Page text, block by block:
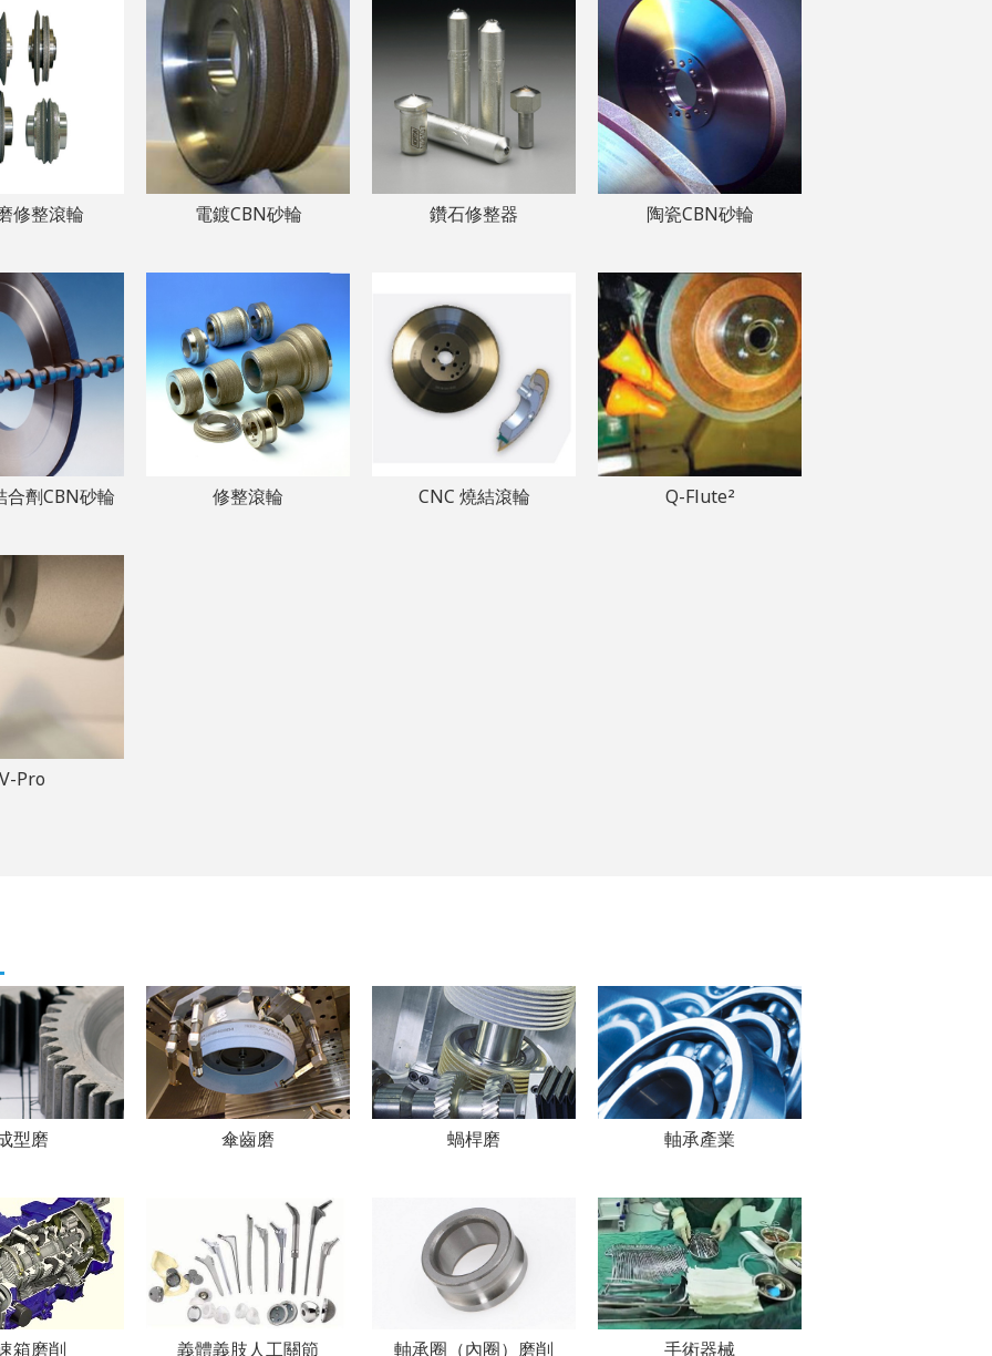
修整滾輪 電鍍CBN砂輪 鑽石修整器 陶瓷CBN砂輪
劑CBN砂輪 修整滾輪 CNC 燒結滾輪 Q-Flute²
V-Pro
型磨 傘齒磨 蝸桿磨 軸承產業
箱磨削 義體義肢人工關節 軸承圈（內圈）磨削 手術器械